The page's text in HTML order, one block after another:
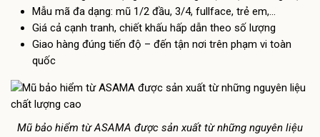
Mẫu mã đa dạng: mũ 1/2 đầu, 3/4, fullface, trẻ em,…
Giá cả cạnh tranh, chiết khấu hấp dẫn theo số lượng
Giao hàng đúng tiến độ – đến tận nơi trên phạm vi toàn
quốc
Mũ bảo hiểm từ ASAMA được sản xuất từ những nguyên liệu